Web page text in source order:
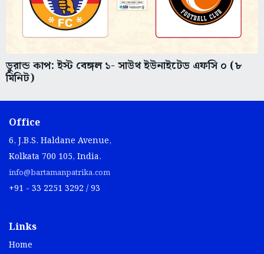
ডুরান্ড কাপ: ইস্ট বেঙ্গল ১- সাউথ ইউনাইটেড এফসি ০ (৮
মিনিট)
Office
6, J.B.S. Haldane Avenue,
Kolkata 700 105, India.
info@bartamanpatrika.com
+91 - 33 2251 3292 / 93
Links
Home